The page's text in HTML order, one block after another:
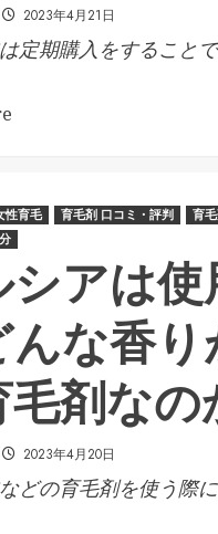
2023年4月21日
定期購入をすること
性育毛 育毛剤 口コミ・評判
育
アは使
んな香
剤なの
2023年4月20日
どの育毛剤を使う際